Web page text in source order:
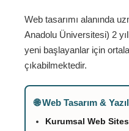
Web tasarımı alanında
Anadolu Üniversitesi) 2
yeni başlayanlar için
çıkabilmektedir.
🌐 Web Tasarım &
Kurumsal Web